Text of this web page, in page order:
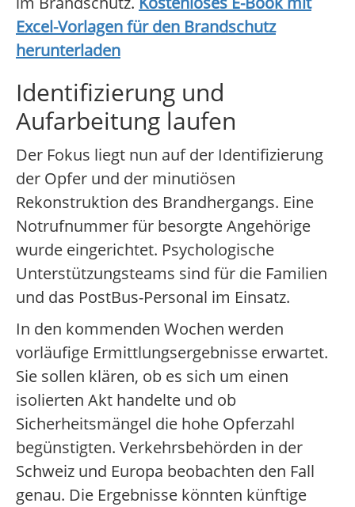
Excel-Vorlagen für den Brandschutz
herunterladen
Identifizierung und
Aufarbeitung laufen
Der Fokus liegt nun auf der Identifizierung
der Opfer und der minutiösen
Rekonstruktion des Brandhergangs. Eine
Notrufnummer für besorgte Angehörige
wurde eingerichtet. Psychologische
Unterstützungsteams sind für die Familien
und das PostBus-Personal im Einsatz.
In den kommenden Wochen werden
vorläufige Ermittlungsergebnisse erwartet.
Sie sollen klären, ob es sich um einen
isolierten Akt handelte und ob
Sicherheitsmängel die hohe Opferzahl
begünstigten. Verkehrsbehörden in der
Schweiz und Europa beobachten den Fall
genau. Die Ergebnisse könnten künftige